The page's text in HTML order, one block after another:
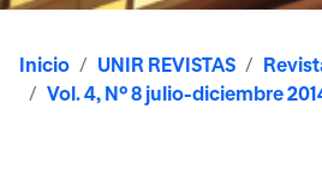
Inicio UNIR REVISTAS
Vol. 4, Nº 8 julio-diciembre